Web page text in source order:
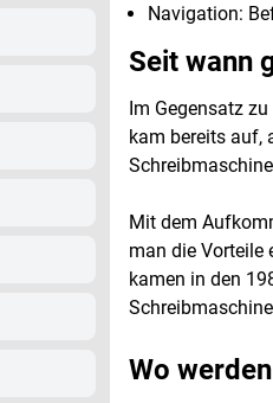
Navigation:
Seit wann
Im Gegensatz
kam bereits auf,
Mit dem
man die Vorteile
kamen in den
Wo